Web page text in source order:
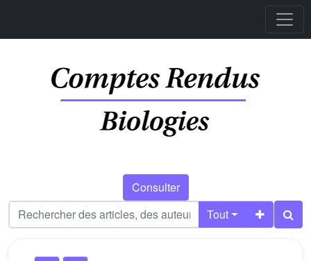
Consulter
Tout